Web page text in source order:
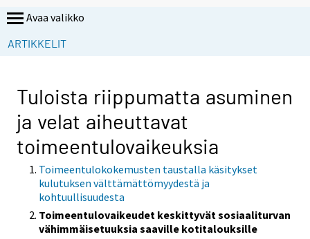
Avaa valikko
ARTIKKELIT
Tuloista riippumatta asuminen
ja velat aiheuttavat
toimeentulovaikeuksia
Toimeentulokokemusten taustalla käsitykset
kulutuksen välttämättömyydestä ja
kohtuullisuudesta
Toimeentulovaikeudet keskittyvät sosiaaliturvan
vähimmäisetuuksia saaville kotitalouksille